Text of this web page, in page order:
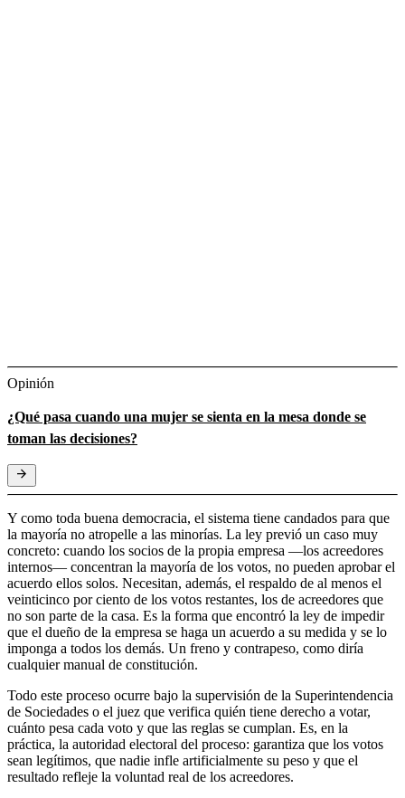
Opinión
¿Qué pasa cuando una mujer se sienta en la mesa donde se
toman las decisiones?
Y como toda buena democracia, el sistema tiene candados para que
la mayoría no atropelle a las minorías. La ley previó un caso muy
concreto: cuando los socios de la propia empresa —los acreedores
internos— concentran la mayoría de los votos, no pueden aprobar el
acuerdo ellos solos. Necesitan, además, el respaldo de al menos el
veinticinco por ciento de los votos restantes, los de acreedores que
no son parte de la casa. Es la forma que encontró la ley de impedir
que el dueño de la empresa se haga un acuerdo a su medida y se lo
imponga a todos los demás. Un freno y contrapeso, como diría
cualquier manual de constitución.
Todo este proceso ocurre bajo la supervisión de la Superintendencia
de Sociedades o el juez que verifica quién tiene derecho a votar,
cuánto pesa cada voto y que las reglas se cumplan. Es, en la
práctica, la autoridad electoral del proceso: garantiza que los votos
sean legítimos, que nadie infle artificialmente su peso y que el
resultado refleje la voluntad real de los acreedores.